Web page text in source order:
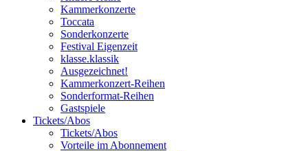
Kammerkonzerte
Toccata
Sonderkonzerte
Festival Eigenzeit
klasse.klassik
Ausgezeichnet!
Kammerkonzert-Reihen
Sonderformat-Reihen
Gastspiele
Tickets/Abos
Tickets/Abos
Vorteile im Abonnement